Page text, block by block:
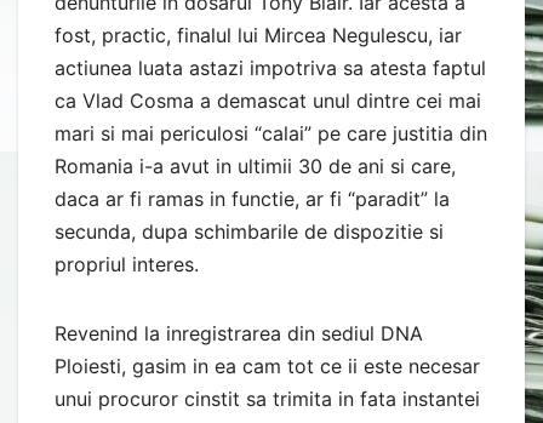
fost, practic, finalul lui Mircea Negulescu, iar
actiunea luata astazi impotriva sa atesta faptul
ca Vlad Cosma a demascat unul dintre cei mai
mari si mai periculosi “calai” pe care justitia din
Romania i-a avut in ultimii 30 de ani si care,
daca ar fi ramas in functie, ar fi “paradit” la
secunda, dupa schimbarile de dispozitie si
propriul interes.
Revenind la inregistrarea din sediul DNA
Ploiesti, gasim in ea cam tot ce ii este necesar
unui procuror cinstit sa trimita in fata instantei